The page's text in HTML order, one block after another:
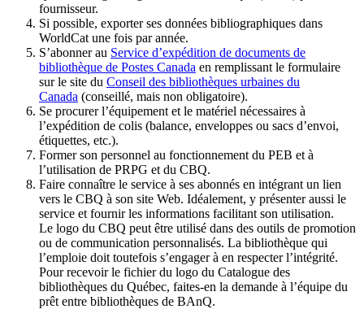
fournisseur.
Si possible, exporter ses données bibliographiques dans
WorldCat une fois par année.
S’abonner au Service d’expédition de documents de
bibliothèque de Postes Canada en remplissant le formulaire
sur le site du Conseil des bibliothèques urbaines du
Canada (conseillé, mais non obligatoire).
Se procurer l’équipement et le matériel nécessaires à
l’expédition de colis (balance, enveloppes ou sacs d’envoi,
étiquettes, etc.).
Former son personnel au fonctionnement du PEB et à
l’utilisation de PRPG et du CBQ.
Faire connaître le service à ses abonnés en intégrant un lien
vers le CBQ à son site Web. Idéalement, y présenter aussi le
service et fournir les informations facilitant son utilisation.
Le logo du CBQ peut être utilisé dans des outils de promotion
ou de communication personnalisés. La bibliothèque qui
l’emploie doit toutefois s’engager à en respecter l’intégrité.
Pour recevoir le fichier du logo du Catalogue des
bibliothèques du Québec, faites-en la demande à l’équipe du
prêt entre bibliothèques de BAnQ.